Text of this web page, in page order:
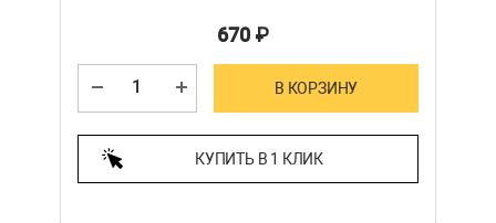
670₽
В КОРЗИНУ
КУПИТЬ В 1 КЛИК